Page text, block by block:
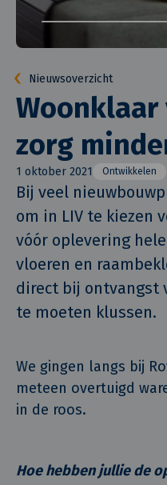
Nieuwsoverzicht
Woonklaar
zorg
1 oktober 2021 Ontwikkelen
Bij veel
om in LIV te kiezen
vóór oplevering
vloeren en
direct bij ontvangst
We gingen langs bij
meteen overtuigd
in de roos.
Hoe hebben jullie de